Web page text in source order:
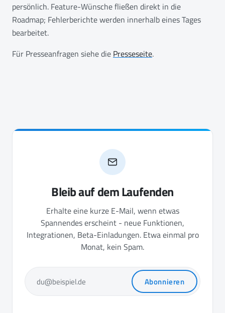
persönlich. Feature-Wünsche fließen direkt in die
Roadmap; Fehlerberichte werden innerhalb eines Tages
bearbeitet.
Für Presseanfragen siehe die Presseseite.
Bleib auf dem Laufenden
Erhalte eine kurze E-Mail, wenn etwas
Spannendes erscheint - neue Funktionen,
Integrationen, Beta-Einladungen. Etwa einmal pro
Monat, kein Spam.
du@beispiel.de Abonnieren